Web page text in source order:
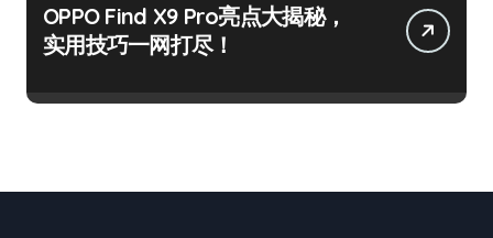
OPPO Find X9 Pro亮点大揭秘，
实用技巧一网打尽！